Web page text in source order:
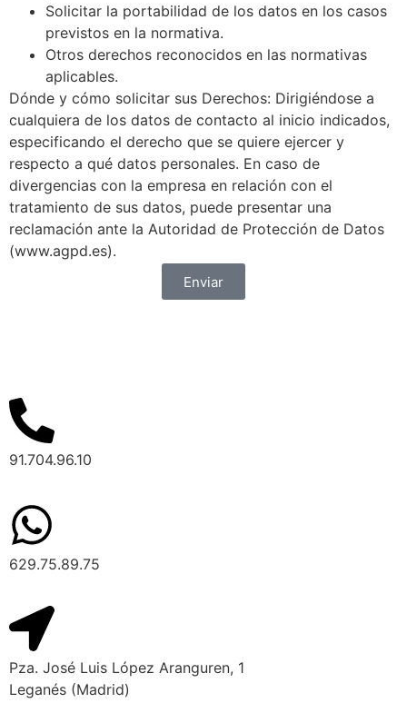
Solicitar la portabilidad de los datos en los casos
previstos en la normativa.
Otros derechos reconocidos en las normativas
aplicables.
Dónde y cómo solicitar sus Derechos: Dirigiéndose a
cualquiera de los datos de contacto al inicio indicados,
especificando el derecho que se quiere ejercer y
respecto a qué datos personales. En caso de
divergencias con la empresa en relación con el
tratamiento de sus datos, puede presentar una
reclamación ante la Autoridad de Protección de Datos
(www.agpd.es).
Enviar
91.704.96.10
629.75.89.75
Pza. José Luis López Aranguren, 1
Leganés (Madrid)